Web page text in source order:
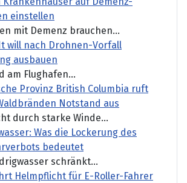
einstellen
mit Demenz brauchen...
will nach Drohnen-Vorfall
ausbauen
am Flughafen...
Provinz British Columbia ruft
Notstand aus
durch starke Winde...
Was die Lockerung des
bedeutet
schränkt...
Helmpflicht für E-Roller-Fahrer